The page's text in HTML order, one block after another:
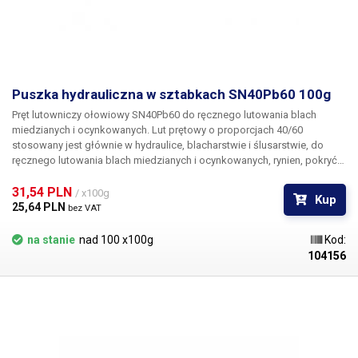
Puszka hydrauliczna w sztabkach SN40Pb60 100g
Pręt lutowniczy ołowiowy SN40Pb60 do ręcznego lutowania blach
miedzianych i ocynkowanych.
stosowany jest głównie w hydraulice, blacharstwie i ślusarstwie, do
ręcznego lutowania blach miedzianych i ocynkowanych, rynien, pokryć
wadze 300g. Jeśli zamówisz mniejszą ilość niż pełna waga pręta,
otrzymasz tylko kawałek tego pręta, a nie całość!
sztuki 1szt = 100g
31,54 PLN / x100g
25,64 PLN bez VAT
Kup
na stanie nad 100 x100g
Kod:
104156